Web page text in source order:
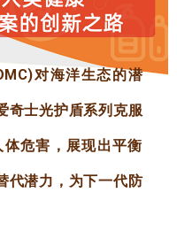
对海洋生态的潜
奇士光护盾系列克服
危害，展现出平衡
代潜力，为下一代防